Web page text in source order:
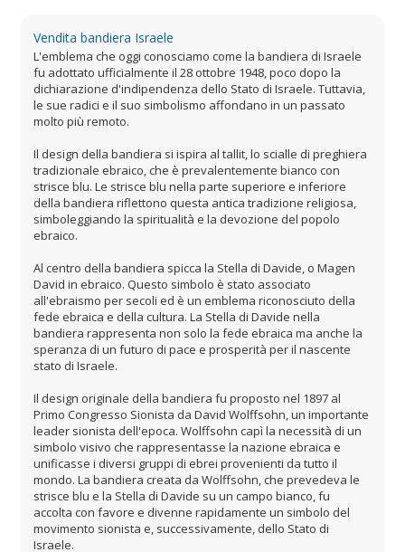
Vendita bandiera Israele
L'emblema che oggi conosciamo come la bandiera di Israele
fu adottato ufficialmente il 28 ottobre 1948, poco dopo la
dichiarazione d'indipendenza dello Stato di Israele. Tuttavia,
le sue radici e il suo simbolismo affondano in un passato
molto più remoto.
Il design della bandiera si ispira al tallit, lo scialle di preghiera
tradizionale ebraico, che è prevalentemente bianco con
strisce blu. Le strisce blu nella parte superiore e inferiore
della bandiera riflettono questa antica tradizione religiosa,
simboleggiando la spiritualità e la devozione del popolo
ebraico.
Al centro della bandiera spicca la Stella di Davide, o Magen
David in ebraico. Questo simbolo è stato associato
all'ebraismo per secoli ed è un emblema riconosciuto della
fede ebraica e della cultura. La Stella di Davide nella
bandiera rappresenta non solo la fede ebraica ma anche la
speranza di un futuro di pace e prosperità per il nascente
stato di Israele.
Il design originale della bandiera fu proposto nel 1897 al
Primo Congresso Sionista da David Wolffsohn, un importante
leader sionista dell'epoca. Wolffsohn capì la necessità di un
simbolo visivo che rappresentasse la nazione ebraica e
unificasse i diversi gruppi di ebrei provenienti da tutto il
mondo. La bandiera creata da Wolffsohn, che prevedeva le
strisce blu e la Stella di Davide su un campo bianco, fu
accolta con favore e divenne rapidamente un simbolo del
movimento sionista e, successivamente, dello Stato di
Israele.